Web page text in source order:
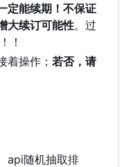
定能续期！不保证
大续订可能性。过
！
着操作； 若否，请
api随机抽取排